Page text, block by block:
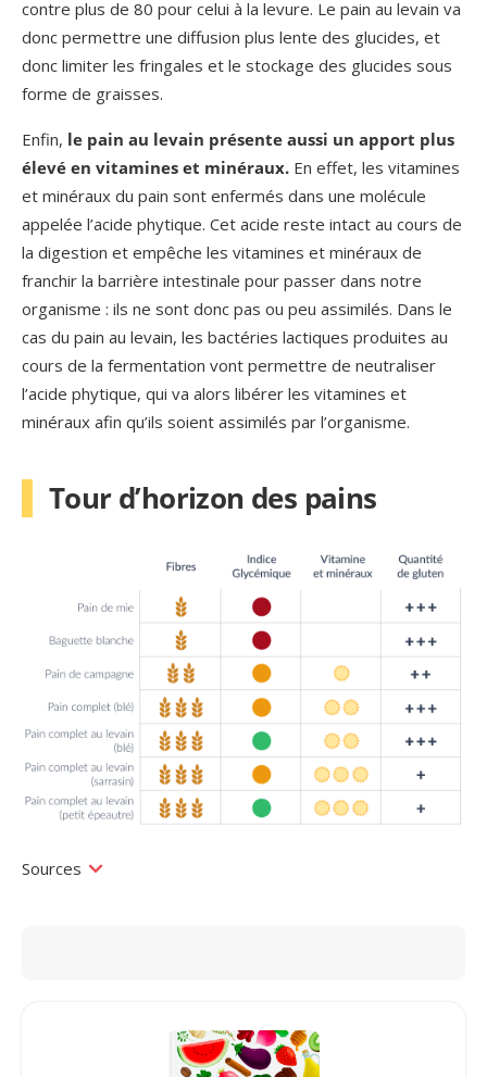
contre plus de 80 pour celui à la levure. Le pain au levain va
donc permettre une diffusion plus lente des glucides, et
donc limiter les fringales et le stockage des glucides sous
forme de graisses.
Enfin, le pain au levain présente aussi un apport plus
élevé en vitamines et minéraux. En effet, les vitamines
et minéraux du pain sont enfermés dans une molécule
appelée l’acide phytique. Cet acide reste intact au cours de
la digestion et empêche les vitamines et minéraux de
franchir la barrière intestinale pour passer dans notre
organisme : ils ne sont donc pas ou peu assimilés. Dans le
cas du pain au levain, les bactéries lactiques produites au
cours de la fermentation vont permettre de neutraliser
l’acide phytique, qui va alors libérer les vitamines et
minéraux afin qu’ils soient assimilés par l’organisme.
Tour d’horizon des pains
Sources